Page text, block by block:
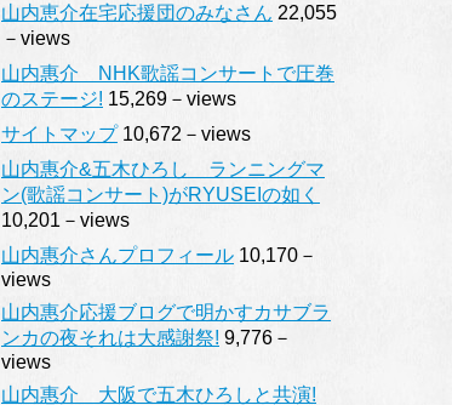
山内恵介在宅応援団のみなさん 22,055
－views
山内惠介 NHK歌謡コンサートで圧巻
のステージ! 15,269－views
サイトマップ10,672－views
山内惠介&五木ひろし ランニングマ
ン(歌謡コンサート)がRYUSEIの如く
10,201－views
山内惠介さんプロフィール 10,170－
views
山内惠介応援ブログで明かすカサブラ
ンカの夜それは大感謝祭! 9,776－
views
山内惠介 大阪で五木ひろしと共演!